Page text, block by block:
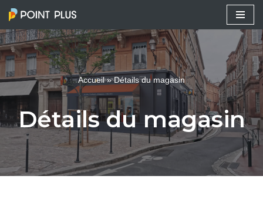
Aller
au
contenu
Accueil»Détails du magasin
Détails du magasin